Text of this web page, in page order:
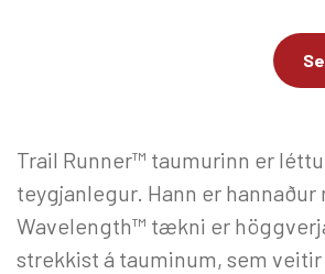
Trail Runner™ taumurinn er
teygjanlegur. Hann er hannaður
Wavelength™ tækni er
strekkist á tauminum, sem